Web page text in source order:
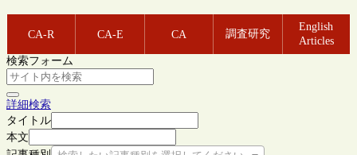
CA-R CA-E CA 調査研究
English
Articles
検索フォーム
詳細検索
タイトル
本文